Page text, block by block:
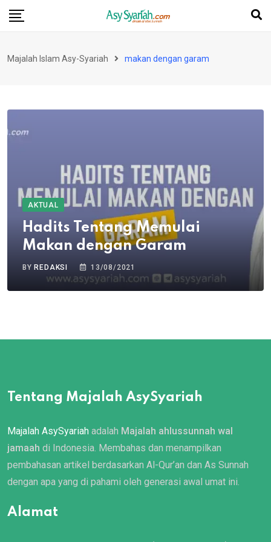
Skip
Majalah Islam Asy-Syariah makan dengan garam
AKTUAL
Hadits Tentang Memulai
Makan dengan Garam
BYREDAKSI 13/08/2021
Tentang Majalah AsySyariah
Majalah AsySyariah adalah Majalah ahlussunnah wal
jamaah di Indonesia. Membahas dan menampilkan
pembahasan artikel berdasarkan Al-Qur’an dan As Sunnah
dengan apa yang di pahami oleh generasi awal umat ini.
Alamat